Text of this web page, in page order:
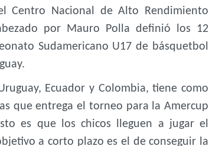
Centro Nacional de Alto Rendimiento
por Mauro Polla definió los 12
Sudamericano U17 de básquetbol
Ecuador y Colombia, tiene como
que entrega el torneo para la Amercup
es que los chicos lleguen a jugar el
a corto plazo es el de conseguir la